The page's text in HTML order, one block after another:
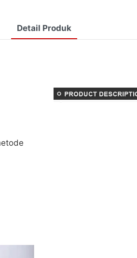
Detail Produk